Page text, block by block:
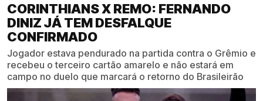
CORINTHIANS X REMO: FERNANDO
DINIZ JÁ TEM DESFALQUE
CONFIRMADO
Jogador estava pendurado na partida contra o Grêmio e
recebeu o terceiro cartão amarelo e não estará em
campo no duelo que marcará o retorno do Brasileirão